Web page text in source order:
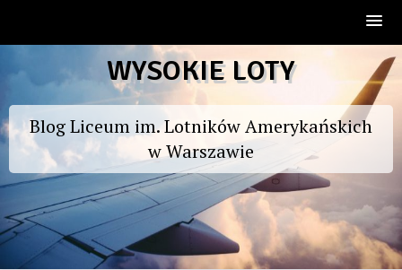
to
WYSOKIE LOTY
Blog Liceum im. Lotników Amerykańskich
w Warszawie